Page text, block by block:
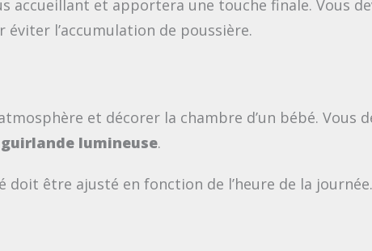
accueillant et apportera une touche finale. Vous
éviter l’accumulation de poussière.
et décorer la chambre d’un bébé. Vous
guirlande lumineuse.
doit être ajusté en fonction de l’heure de la journée.